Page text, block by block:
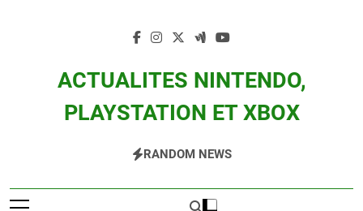
ACTUALITES NINTENDO,
PLAYSTATION ET XBOX
Zelda, Splatoon, Pokemon Entre Autres
RANDOM NEWS